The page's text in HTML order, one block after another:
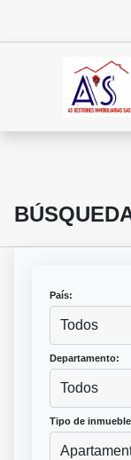
País:
Todos
Departamento:
Todos
Tipo de